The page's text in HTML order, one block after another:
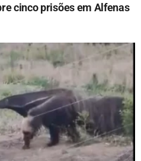
cinco prisões em Alfenas